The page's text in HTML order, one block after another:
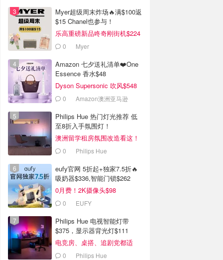
Myer超级周末炸场🔥满$100返
$15 Chanel也参与！
乐高重磅新品咚奇刚街机$224
0 Myer
Amazon 七夕送礼清单❤️One
Essence 香水$48
Dyson Supersonic 吹风$548
0 Amazon澳洲亚马逊
Philips Hue 热门灯光推荐 低
至8折入手氛围灯！
澳洲留学租房氛围改造看这！
0 Philips Hue
eufy官网 5折起+独家7.5折🔥
吸奶器$336,智能门锁$262
0月费！2K摄像头$98
0 EUFY
Philips Hue 电视智能灯带
$375，显示器背光灯$111
电竞房、桌搭、追剧党都适
合！0 Philips Hue